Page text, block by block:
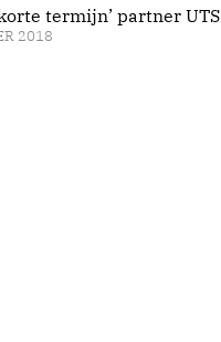
korte termijn’ partner UTS
2018